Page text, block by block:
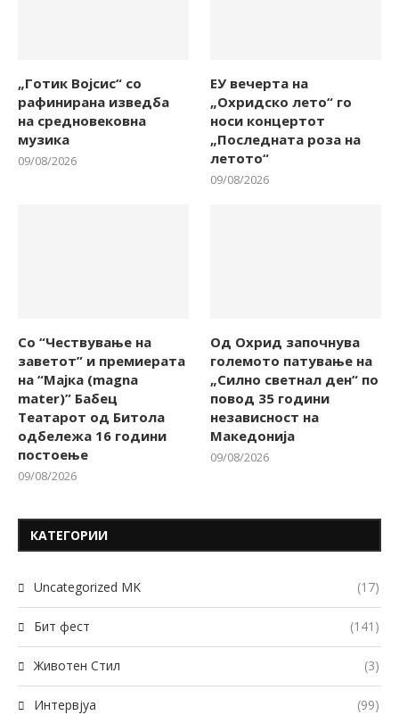
„Готик Војсис“ со
рафинирана изведба
на средновековна
музика
09/08/2026
ЕУ вечерта на
„Охридско лето“ го
носи концертот
„Последната роза на
летото“
09/08/2026
Со “Чествување на
заветот” и премиерата
на “Мајка (magna
mater)” Бабец
Театарот од Битола
одбележа 16 години
постоење
09/08/2026
Од Охрид започнува
големото патување на
„Силно светнал ден“ по
повод 35 години
независност на
Македонија
09/08/2026
КАТЕГОРИИ
Uncategorized MK (17)
Бит фест (141)
Животен Стил (3)
Интервјуа (99)